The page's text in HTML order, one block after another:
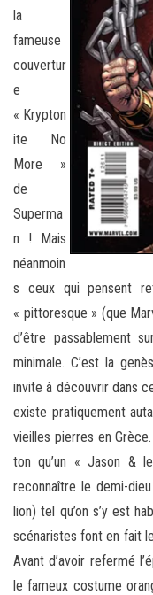
la
fameuse
couvertur
e
« Krypton
ite No
More »
de
Superma
n ! Mais
néanmoin
s ceux qui pensent
« pittoresque » (que
d’être passablement
minimale. C’est la
invite à découvrir dans
existe pratiquement
vieilles pierres en
ton qu’un « Jason &
reconnaître le demi-
lion) tel qu’on s’y est
scénaristes font en fait
Avant d’avoir refermé
le fameux costume